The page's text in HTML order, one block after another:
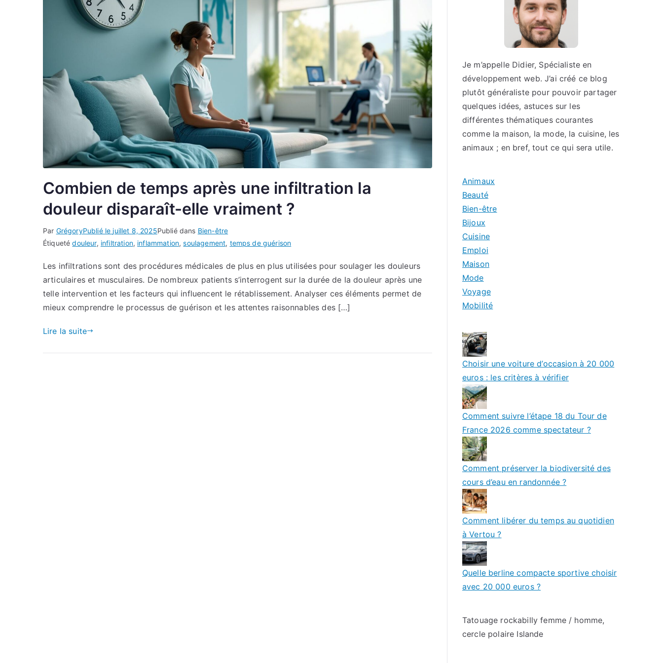
Combien de temps après une infiltration la
douleur disparaît-elle vraiment ?
Par GrégoryPublié le juillet 8, 2025Publié dans Bien-être
Étiquetédouleur, infiltration, inflammation,soulagement, temps de guérison
Les infiltrations sont des procédures médicales de plus en plus utilisées pour soulager les douleurs
articulaires et musculaires. De nombreux patients s’interrogent sur la durée de la douleur après une
telle intervention et les facteurs qui influencent le rétablissement. Analyser ces éléments permet de
mieux comprendre le processus de guérison et les attentes raisonnables des […]
Lire la suite
Je m’appelle Didier, Spécialiste en
développement web. J’ai créé ce blog
plutôt généraliste pour pouvoir partager
quelques idées, astuces sur les
différentes thématiques courantes
comme la maison, la mode, la cuisine, les
animaux ; en bref, tout ce qui sera utile.
Animaux
Beauté
Bien-être
Bijoux
Cuisine
Emploi
Maison
Mode
Voyage
Mobilité
Choisir une voiture d’occasion à 20 000
euros : les critères à vérifier
Comment suivre l’étape 18 du Tour de
France 2026 comme spectateur ?
Comment préserver la biodiversité des
cours d’eau en randonnée ?
Comment libérer du temps au quotidien
à Vertou ?
Quelle berline compacte sportive choisir
avec 20 000 euros ?
Tatouage rockabilly femme / homme,
cercle polaire Islande